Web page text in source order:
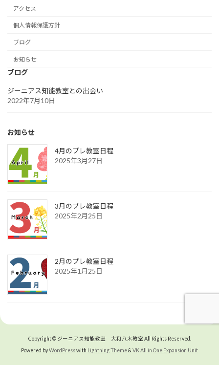
アクセス
個人情報保護方針
ブログ
お知らせ
ブログ
ジーニアス知能教室との出会い
2022年7月10日
お知らせ
4月のプレ教室日程
2025年3月27日
3月のプレ教室日程
2025年2月25日
2月のプレ教室日程
2025年1月25日
Copyright © ジーニアス知能教室 大和八木教室 All Rights Reserved.
Powered byWordPresswith Lightning Theme& VK All in One Expansion Unit